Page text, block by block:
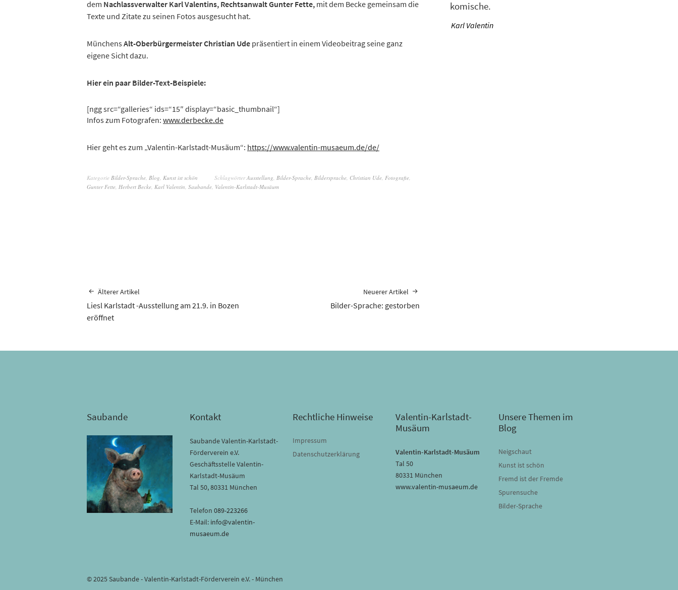
dem Nachlassverwalter Karl Valentins, Rechtsanwalt Gunter Fette, mit dem Becke gemeinsam die
Texte und Zitate zu seinen Fotos ausgesucht hat.
MünchensAlt-Oberbürgermeister Christian Ude präsentiert in einem Videobeitrag seine ganz
eigene Sicht dazu.
Hier ein paar Bilder-Text-Beispiele:
[ngg src=“galleries“ ids=“15″ display=“basic_thumbnail“]
Infos zum Fotografen: www.derbecke.de
Hier geht es zum „Valentin-Karlstadt-Musäum“: https://www.valentin-musaeum.de/de/
Kategorie Bilder-Sprache, Blog, Kunst ist schön SchlagwörterAusstellung, Bilder-Sprache, Bildersprache, Christian Ude, Fotografie,
Gunter Fette, Herbert Becke, Karl Valentin, Saubande, Valentin-Karlstadt-Musäum
Älterer Artikel
Liesl Karlstadt -Ausstellung am 21.9. in Bozen
eröffnet
Neuerer Artikel
Bilder-Sprache: gestorben
komische.
—
Karl Valentin
Saubande Kontakt
Saubande Valentin-Karlstadt-
Förderverein e.V.
Geschäftsstelle Valentin-
Karlstadt-Musäum
Tal 50, 80331 München
Telefon 089-223266
E-Mail: info@valentin-
musaeum.de
Rechtliche Hinweise
Impressum
Datenschutzerklärung
Valentin-Karlstadt-
Musäum
Valentin-Karlstadt-Musäum
Tal 50
80331 München
www.valentin-musaeum.de
Unsere Themen im
Blog
Neigschaut
Kunst ist schön
Fremd ist der Fremde
Spurensuche
Bilder-Sprache
© 2025 Saubande - Valentin-Karlstadt-Förderverein e.V. - München